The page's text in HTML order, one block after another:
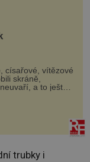
císařové, vítězové
skráně,
a to ještě
list může výrazně
neduhy.
množství ně...
trubky i